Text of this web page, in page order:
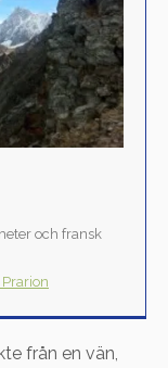
och fransk
från en vän,